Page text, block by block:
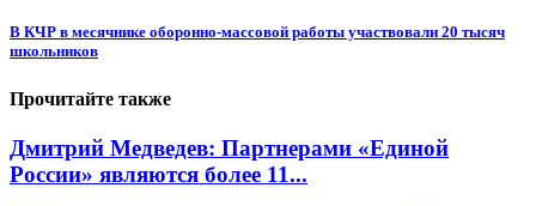
В КЧР в месячнике оборонно-массовой работы участвовали 20 тысяч
школьников
Прочитайте также
Дмитрий Медведев: Партнерами «Единой
России» являются более 11...